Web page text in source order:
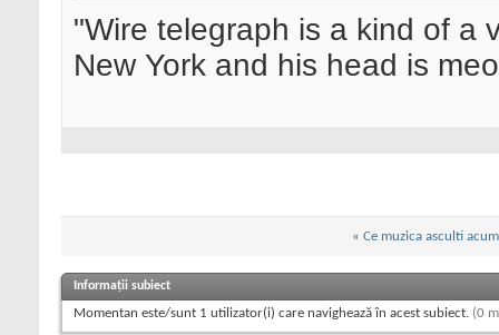
"Wire telegraph is a kind of a
New York and his head is
« Ce muzica asculti
Informații subiect
Momentan este/sunt 1 utilizator(i) care navighează în acest subiect. (0